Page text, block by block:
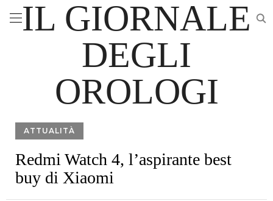
IL GIORNALE
DEGLI
OROLOGI
ATTUALITÀ
Redmi Watch 4, l’aspirante best
buy di Xiaomi